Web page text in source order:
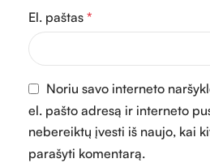
El. paštas *
Noriu savo interneto
el. pašto adresą ir interneto
nebereiktų įvesti iš naujo, kai
parašyti komentarą.